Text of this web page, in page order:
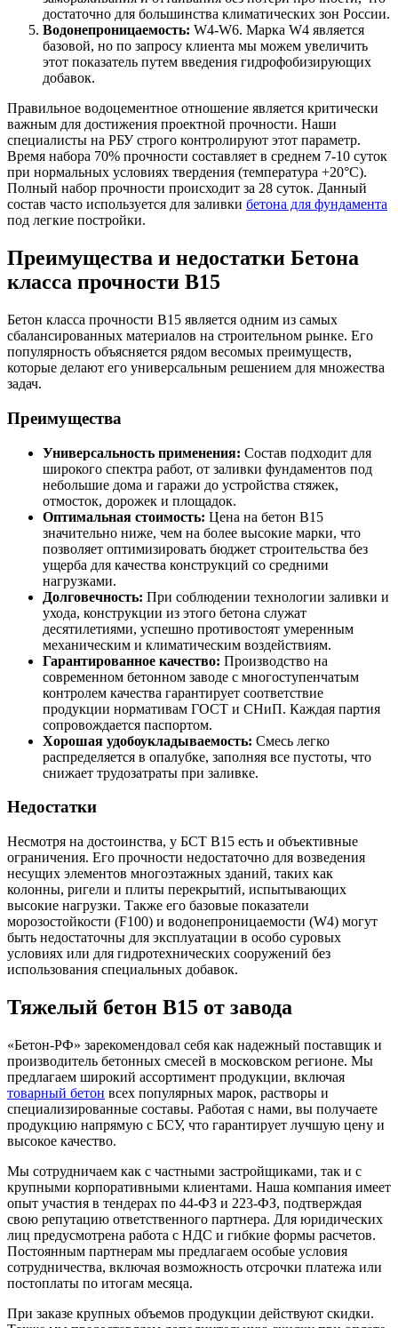
достаточно для большинства климатических зон России.
Водонепроницаемость: W4-W6. Марка W4 является
базовой, но по запросу клиента мы можем увеличить
этот показатель путем введения гидрофобизирующих
добавок.
Правильное водоцементное отношение является критически
важным для достижения проектной прочности. Наши
специалисты на РБУ строго контролируют этот параметр.
Время набора 70% прочности составляет в среднем 7-10 суток
при нормальных условиях твердения (температура +20°C).
Полный набор прочности происходит за 28 суток. Данный
состав часто используется для заливки бетона для фундамента
под легкие постройки.
Преимущества и недостатки Бетона
класса прочности B15
Бетон класса прочности B15 является одним из самых
сбалансированных материалов на строительном рынке. Его
популярность объясняется рядом весомых преимуществ,
которые делают его универсальным решением для множества
задач.
Преимущества
Универсальность применения: Состав подходит для
широкого спектра работ, от заливки фундаментов под
небольшие дома и гаражи до устройства стяжек,
отмосток, дорожек и площадок.
Оптимальная стоимость: Цена на бетон B15
значительно ниже, чем на более высокие марки, что
позволяет оптимизировать бюджет строительства без
ущерба для качества конструкций со средними
нагрузками.
Долговечность: При соблюдении технологии заливки и
ухода, конструкции из этого бетона служат
десятилетиями, успешно противостоят умеренным
механическим и климатическим воздействиям.
Гарантированное качество: Производство на
современном бетонном заводе с многоступенчатым
контролем качества гарантирует соответствие
продукции нормативам ГОСТ и СНиП. Каждая партия
сопровождается паспортом.
Хорошая удобоукладываемость: Смесь легко
распределяется в опалубке, заполняя все пустоты, что
снижает трудозатраты при заливке.
Недостатки
Несмотря на достоинства, у БСТ B15 есть и объективные
ограничения. Его прочности недостаточно для возведения
несущих элементов многоэтажных зданий, таких как
колонны, ригели и плиты перекрытий, испытывающих
высокие нагрузки. Также его базовые показатели
морозостойкости (F100) и водонепроницаемости (W4) могут
быть недостаточны для эксплуатации в особо суровых
условиях или для гидротехнических сооружений без
использования специальных добавок.
Тяжелый бетон B15 от завода
«Бетон-РФ» зарекомендовал себя как надежный поставщик и
производитель бетонных смесей в московском регионе. Мы
предлагаем широкий ассортимент продукции, включая
товарный бетон всех популярных марок, растворы и
специализированные составы. Работая с нами, вы получаете
продукцию напрямую с БСУ, что гарантирует лучшую цену и
высокое качество.
Мы сотрудничаем как с частными застройщиками, так и с
крупными корпоративными клиентами. Наша компания имеет
опыт участия в тендерах по 44-ФЗ и 223-ФЗ, подтверждая
свою репутацию ответственного партнера. Для юридических
лиц предусмотрена работа с НДС и гибкие формы расчетов.
Постоянным партнерам мы предлагаем особые условия
сотрудничества, включая возможность отсрочки платежа или
постоплаты по итогам месяца.
При заказе крупных объемов продукции действуют скидки.